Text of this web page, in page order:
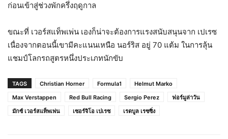
ก่อนเข้าสู่ช่วงพักครึ่งฤดูกาล
ขณะที่ เวอร์สแท็พเพ่น เองก็น่าจะต้องการแรงสนับสนุนจาก เปเรซ
เนื่องจากตอนนี้เขามีคะแนนเหนือ นอร์ริส อยู่ 70 แต้ม ในการลุ้น
แชมป์โลกรถสูตรหนึ่งประเภทนักขับ
TAGS Christian Horner Formula1
Helmut Marko
Max Verstappen
Red Bull Racing Sergio Perez
ฟอร์มูล่าวัน
มักซ์ เวอร์สแท็พเพ่น
เซอร์จิโอ เปเรซ เรดบูล เรซซิ่ง